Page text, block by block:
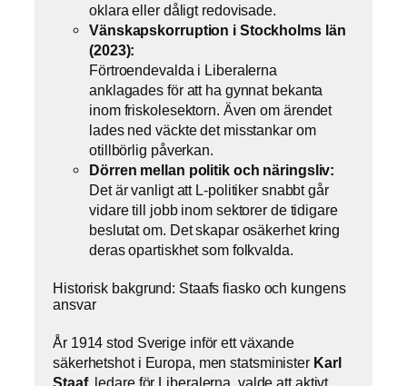
oklara eller dåligt redovisade.
Vänskapskorruption i Stockholms län
(2023):
Förtroendevalda i Liberalerna
anklagades för att ha gynnat bekanta
inom friskolesektorn. Även om ärendet
lades ned väckte det misstankar om
otillbörlig påverkan.
Dörren mellan politik och näringsliv:
Det är vanligt att L-politiker snabbt går
vidare till jobb inom sektorer de tidigare
beslutat om. Det skapar osäkerhet kring
deras opartiskhet som folkvalda.
Historisk bakgrund: Staafs fiasko och kungens
ansvar
År 1914 stod Sverige inför ett växande
säkerhetshot i Europa, men statsminister Karl
Staaf, ledare för Liberalerna, valde att aktivt